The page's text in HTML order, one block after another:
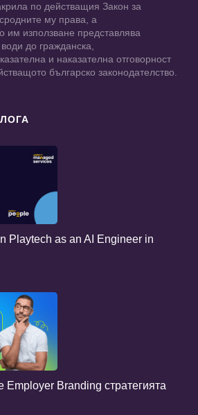
по действащия Закон за
му права, а
им използване представлява
до гражданска,
и наказателна отговорност
българско законодателство.
Playtech as an AI Engineer in
Branding стратегията